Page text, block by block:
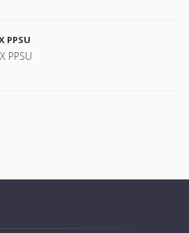
PPSU
PPSU